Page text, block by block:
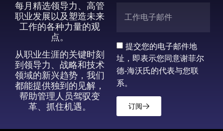
每月精选领导力、高管
职业发展以及塑造未来
工作的各种力量的观
点。
从职业生涯的关键时刻
到领导力、战略和技术
领域的新兴趋势，我们
都能提供独到的见解，
帮助管理人员驾驭变
革、抓住机遇。
提交您的电子邮件地
址，即表示您同意谢菲尔
德-海沃氏的代表与您联
系。
订阅